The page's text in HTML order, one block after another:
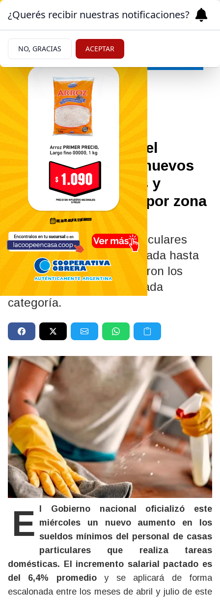
Economía
10/06/2026
Empleo doméstico: el
Gobierno oficializó nuevos
aumentos salariales y
cambió el adicional por zona
desfavorable
El personal de casas particulares
recibirá una suba escalonada hasta
julio. Conocé cómo quedaron los
valores actualizados de cada
categoría.
El Gobierno nacional oficializó este miércoles un nuevo aumento en los
sueldos mínimos del personal de casas
particulares que realiza tareas
domésticas. El incremento salarial pactado es
del 6,4% promedioy se aplicará de forma
escalonada entre los meses de abril y julio de este
¿Querés recibir nuestras notificaciones?
NO, GRACIAS ACEPTAR